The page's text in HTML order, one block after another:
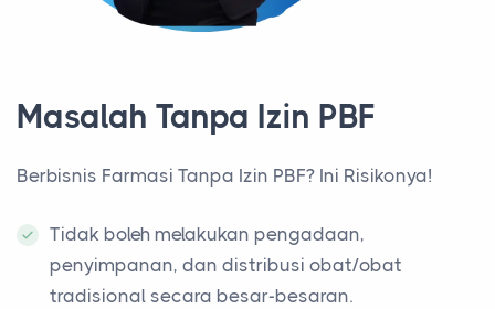
Masalah Tanpa Izin PBF
Berbisnis Farmasi Tanpa Izin PBF? Ini Risikonya!
Tidak boleh melakukan pengadaan,
penyimpanan, dan distribusi obat/obat
tradisional secara besar-besaran.